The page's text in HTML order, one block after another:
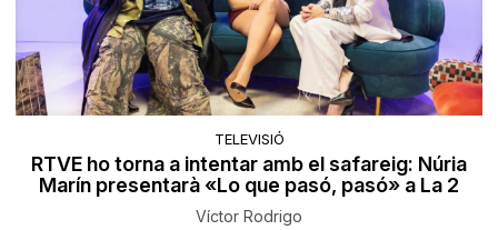
TELEVISIÓ
RTVE ho torna a intentar amb el safareig: Núria
Marín presentarà «Lo que pasó, pasó» a La 2
Víctor Rodrigo